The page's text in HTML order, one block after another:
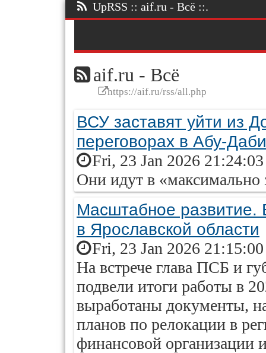
UpRSS :: aif.ru - Всё ::.
aif.ru - Всё
https://aif.ru/rss/all.php
ВСУ заставят уйти из
переговорах в Абу-Даби
Fri, 23 Jan 2026
Они идут в
Масштабное развитие.
в Ярославской области
Fri, 23 Jan 2026
На встрече глава ПСБ и
подвели итоги работы в
выработаны документы,
планов по релокации в
финансовой организации